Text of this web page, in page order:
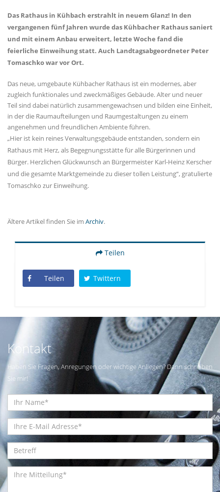
Das Rathaus in Kühbach erstrahlt in neuem Glanz! In den
vergangenen fünf Jahren wurde das Kühbacher Rathaus saniert
und mit einem Anbau erweitert, letzte Woche fand die
feierliche Einweihung statt. Auch Landtagsabgeordneter Peter
Tomaschko war vor Ort.
Das neue, umgebaute Kühbacher Rathaus ist ein modernes, aber
zugleich funktionales und zweckmäßiges Gebäude. Alter und neuer
Teil sind dabei natürlich zusammengewachsen und bilden eine Einheit,
in der die Raumaufteilungen und Raumgestaltungen zu einem
angenehmen und freundlichen Ambiente führen.
Hier ist kein reines Verwaltungsgebäude entstanden, sondern ein
Rathaus mit Herz, als Begegnungsstätte für alle Bürgerinnen und
Bürger. Herzlichen Glückwunsch an Bürgermeister Karl-Heinz Kerscher
und die gesamte Marktgemeinde zu dieser tollen Leistung“, gratulierte
Tomaschko zur Einweihung.
Ältere Artikel finden Sie im Archiv.
Teilen
Teilen Twittern
Kontakt
Haben Sie Fragen, Anregungen oder wichtige Anliegen? Dann schreiben
Sie mir!